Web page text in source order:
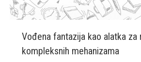
Vođena fantazija kao alatka za
kompleksnih mehanizama